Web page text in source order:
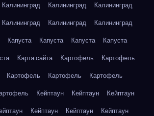
Калининград Калининград
Калининград
Калининград Калининград
Калининград
Капуста Капуста Капуста
Капуста
Карта сайта Картофель
Картофель
Картофель Картофель
Картофель
Кейптаун Кейптаун
Кейптаун
Кейптаун Кейптаун
Кейптаун